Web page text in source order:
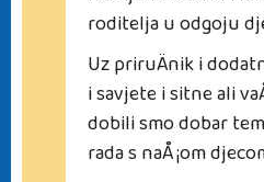
roditelja u odgoju
Uz priruÄnik i
i savjete i sitne ali
dobili smo dobar
rada s naÅ¡om